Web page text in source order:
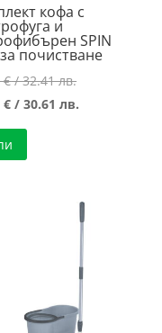
кофа с
и
SPIN
почистване
€/ 32.41 лв.Original
price
€ / 30.61 лв.
30.61 лв..